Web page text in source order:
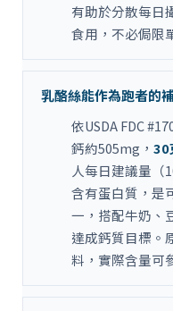
有助於分散每日
食用，不必侷限
乳酪絲能作為跑者的
依USDA FDC
鈣約505mg， 30
人每日建議量（
含有蛋白質，是
一，搭配牛奶、
達成鈣質目標。
料，實際含量可